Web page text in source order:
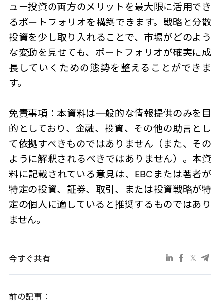
ュー投資の両方のメリットを最大限に活用でき
るポートフォリオを構築できます。戦略と分散
投資を少し取り入れることで、市場がどのよう
な変動を見せても、ポートフォリオが確実に成
長していくための態勢を整えることができま
す。
免責事項：本資料は一般的な情報提供のみを目
的としており、金融、投資、その他の助言とし
て依拠すべきものではありません（また、その
ように解釈されるべきではありません）。本資
料に記載されている意見は、EBCまたは著者が
特定の投資、証券、取引、または投資戦略が特
定の個人に適していると推奨するものではあり
ません。
今すぐ共有
前の記事：